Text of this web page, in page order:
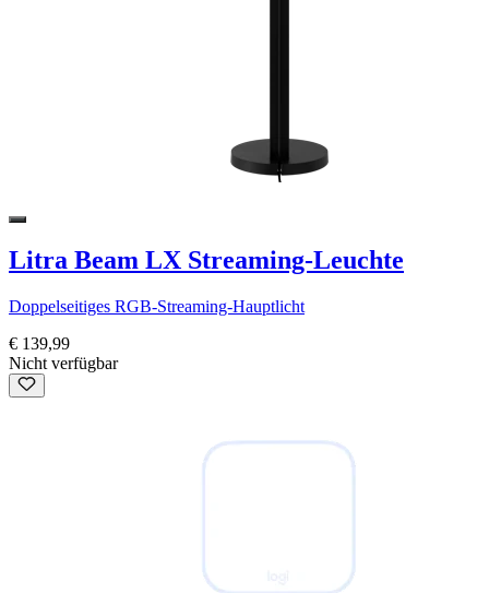
Litra Beam LX Streaming-Leuchte
Doppelseitiges RGB-Streaming-Hauptlicht
€ 139,99
Nicht verfügbar